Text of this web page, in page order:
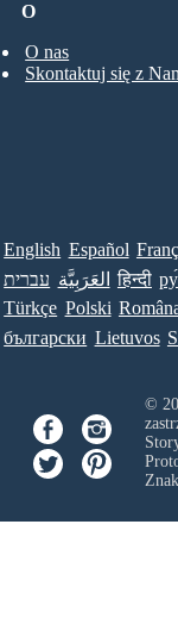
O
O nas
Skontaktuj się z
English Español
עברית العَرَبِيَّة हिन्दी
Türkçe Polski
български Lietuvos
©